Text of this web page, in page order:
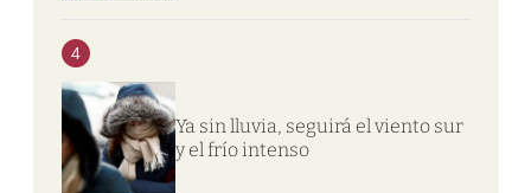
4
Ya sin lluvia, seguirá el viento sur
y el frío intenso